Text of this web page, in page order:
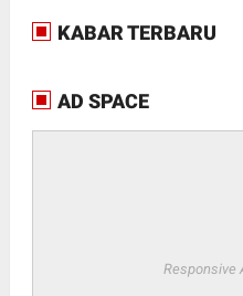
KABAR TERBARU
AD SPACE
Responsive